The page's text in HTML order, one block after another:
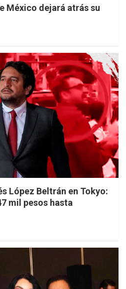
México dejará atrás su
López Beltrán en Tokyo:
mil pesos hasta